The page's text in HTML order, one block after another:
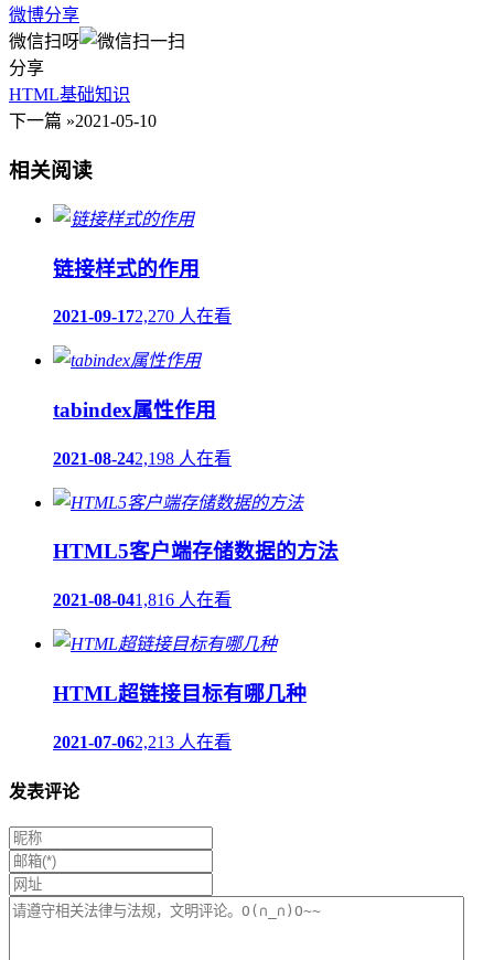
微博分享
微信扫呀
分享
HTML基础知识
下一篇 »2021-05-10
相关阅读
链接样式的作用
2021-09-172,270 人在看
tabindex属性作用
2021-08-242,198 人在看
HTML5客户端存储数据的方法
2021-08-041,816 人在看
HTML超链接目标有哪几种
2021-07-062,213 人在看
发表评论